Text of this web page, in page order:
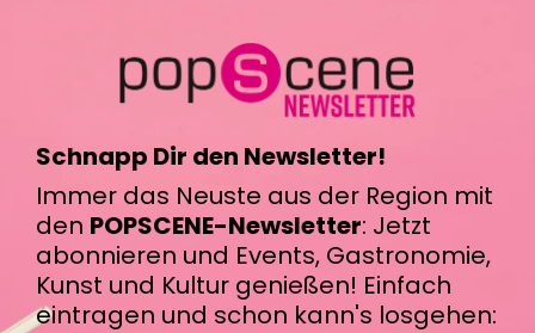
Schnapp Dir den Newsletter!
Immer das Neuste aus der Region mit
den POPSCENE-Newsletter: Jetzt
abonnieren und Events, Gastronomie,
Kunst und Kultur genießen! Einfach
eintragen und schon kann's losgehen: